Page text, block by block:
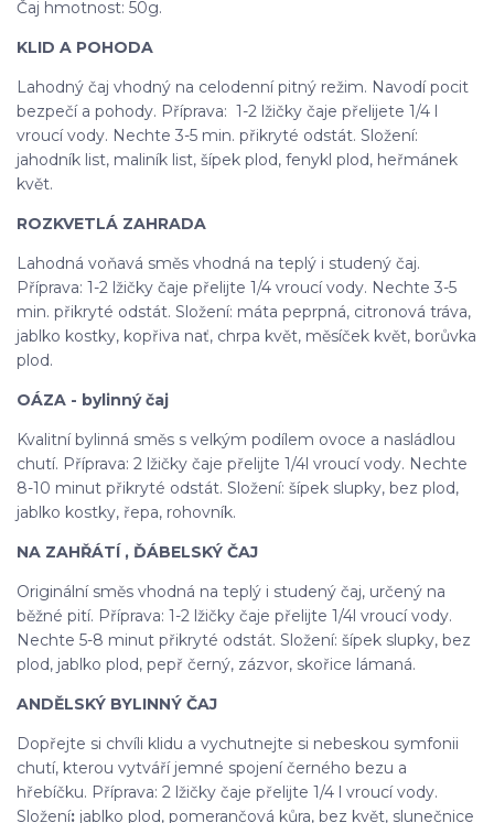
Čaj hmotnost: 50g.
KLID A POHODA
Lahodný čaj vhodný na celodenní pitný režim. Navodí pocit
bezpečí a pohody. Příprava: 1-2 lžičky čaje přelijete 1/4 l
vroucí vody. Nechte 3-5 min. přikryté odstát. Složení:
jahodník list, maliník list, šípek plod, fenykl plod, heřmánek
květ.
ROZKVETLÁ ZAHRADA
Lahodná voňavá směs vhodná na teplý i studený čaj.
Příprava: 1-2 lžičky čaje přelijte 1/4 vroucí vody. Nechte 3-5
min. přikryté odstát. Složení: máta peprpná, citronová tráva,
jablko kostky, kopřiva nať, chrpa květ, měsíček květ, borůvka
plod.
OÁZA - bylinný čaj
Kvalitní bylinná směs s velkým podílem ovoce a nasládlou
chutí. Příprava: 2 lžičky čaje přelijte 1/4l vroucí vody. Nechte
8-10 minut přikryté odstát. Složení: šípek slupky, bez plod,
jablko kostky, řepa, rohovník.
NA ZAHŘÁTÍ , ĎÁBELSKÝ ČAJ
Originální směs vhodná na teplý i studený čaj, určený na
běžné pití. Příprava: 1-2 lžičky čaje přelijte 1/4l vroucí vody.
Nechte 5-8 minut přikryté odstát. Složení: šípek slupky, bez
plod, jablko plod, pepř černý, zázvor, skořice lámaná.
ANDĚLSKÝ BYLINNÝ ČAJ
Dopřejte si chvíli klidu a vychutnejte si nebeskou symfonii
chutí, kterou vytváří jemné spojení černého bezu a
hřebíčku. Příprava: 2 lžičky čaje přelijte 1/4 l vroucí vody.
Složení: jablko plod, pomerančová kůra, bez květ, slunečnice